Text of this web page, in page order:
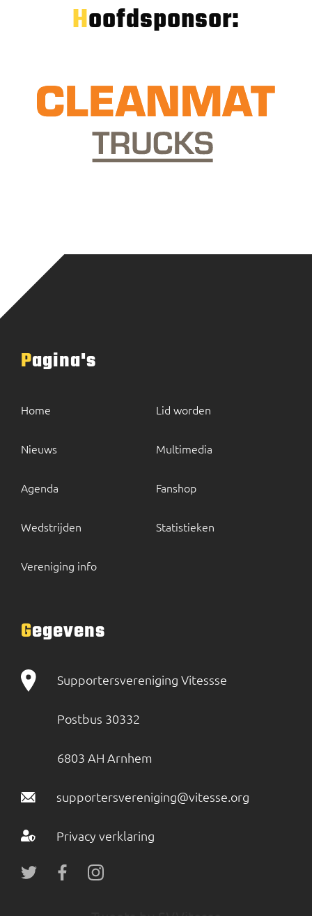
Hoofdsponsor:
Pagina's
Home
Nieuws
Agenda
Wedstrijden
Vereniging info
Lid worden
Multimedia
Fanshop
Statistieken
Gegevens
Supportersvereniging Vitessse
Postbus 30332
6803 AH Arnhem
supportersvereniging@vitesse.org
Privacy verklaring